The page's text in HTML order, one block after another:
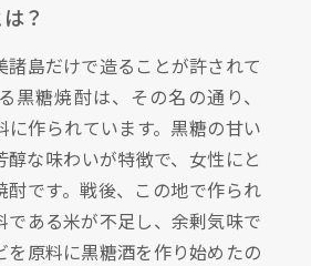
？
諸島だけで造ることが許されて
黒糖焼酎は、その名の通り、
に作られています。黒糖の甘い
醇な味わいが特徴で、女性にと
酎です。戦後、この地で作られ
である米が不足し、余剰気味で
を原料に黒糖酒を作り始めたの